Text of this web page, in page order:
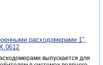
расходомерами 1",
выпускается для